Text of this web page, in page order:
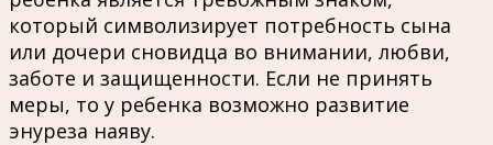
который символизирует потребность сына
или дочери сновидца во внимании, любви,
заботе и защищенности. Если не принять
меры, то у ребенка возможно развитие
энуреза наяву.